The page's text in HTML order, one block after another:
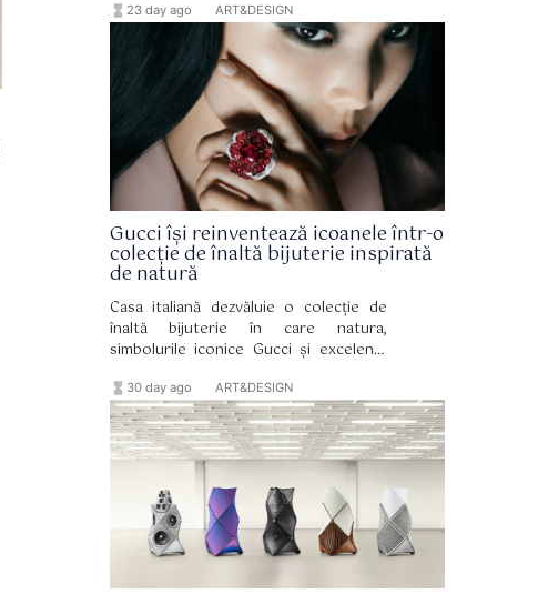
2026. Casa franceză de lux a prezentat
un nou Trophy Trunk realizat la
comandă, care este destinat
transportării și prezentării Trofeului
Cupei Mondiale FIFA.
hourglass_full 23 day ago ART&DESIGN
Gucci își reinventează icoanele într-o
colecție de înaltă bijuterie inspirată
de natură
Casa italiană dezvăluie o colecție de
înaltă bijuterie în care natura,
simbolurile iconice Gucci și excelența
excepționale.
hourglass_full 30 day ago ART&DESIGN